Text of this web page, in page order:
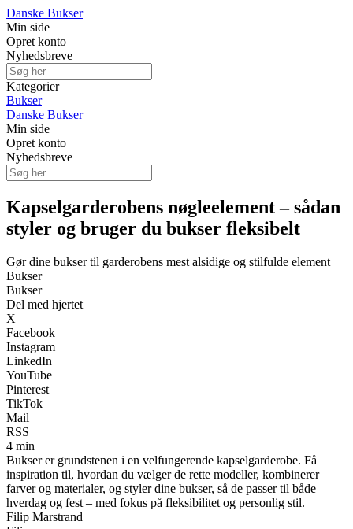
Danske Bukser
Min side
Opret konto
Nyhedsbreve
Kategorier
Bukser
Danske Bukser
Min side
Opret konto
Nyhedsbreve
Kapselgarderobens nøgleelement – sådan
styler og bruger du bukser fleksibelt
Gør dine bukser til garderobens mest alsidige og stilfulde element
Bukser
Bukser
Del med hjertet
X
Facebook
Instagram
LinkedIn
YouTube
Pinterest
TikTok
Mail
RSS
4 min
Bukser er grundstenen i en velfungerende kapselgarderobe. Få
inspiration til, hvordan du vælger de rette modeller, kombinerer
farver og materialer, og styler dine bukser, så de passer til både
hverdag og fest – med fokus på fleksibilitet og personlig stil.
Filip Marstrand